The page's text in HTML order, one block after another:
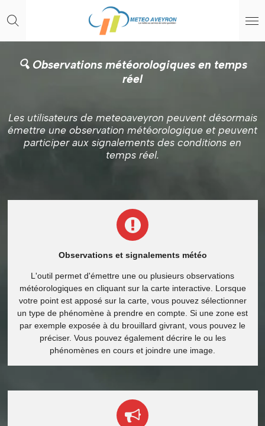
au
🔍︎ Observations météorologiques en temps
réel
Les utilisateurs de meteoaveyron peuvent désormais
émettre une observation météorologique et peuvent
participer aux signalements des conditions en
temps réel.
Observations et signalements météo
L'outil permet d'émettre une ou plusieurs observations
météorologiques en cliquant sur la carte interactive. Lorsque
votre point est apposé sur la carte, vous pouvez sélectionner
un type de phénomène à prendre en compte. Si une zone est
par exemple exposée à du brouillard givrant, vous pouvez le
préciser. Vous pouvez également décrire le ou les
phénomènes en cours et joindre une image.